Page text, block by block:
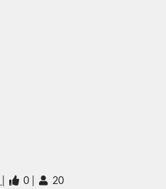
0 20